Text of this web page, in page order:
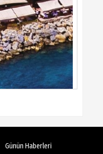
Günün Haberleri